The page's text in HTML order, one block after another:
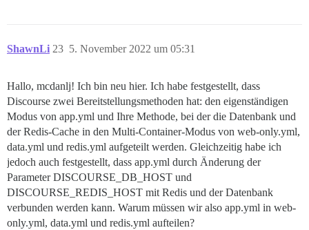
ShawnLi 5. November 2022 um 05:31
23
Hallo, mcdanlj! Ich bin neu hier. Ich habe festgestellt, dass
Discourse zwei Bereitstellungsmethoden hat: den eigenständigen
Modus von app.yml und Ihre Methode, bei der die Datenbank und
der Redis-Cache in den Multi-Container-Modus von web-only.yml,
data.yml und redis.yml aufgeteilt werden. Gleichzeitig habe ich
jedoch auch festgestellt, dass app.yml durch Änderung der
Parameter DISCOURSE_DB_HOST und
DISCOURSE_REDIS_HOST mit Redis und der Datenbank
verbunden werden kann. Warum müssen wir also app.yml in web-
only.yml, data.yml und redis.yml aufteilen?